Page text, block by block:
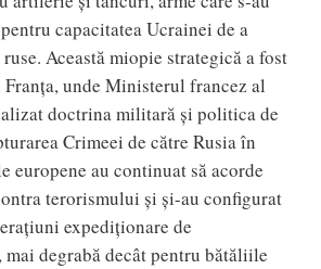
capacitatea Ucrainei de a
Această miopie strategică a fost
unde Ministerul francez al
doctrina militară și politica de
Crimeei de către Rusia în
europene au continuat să acorde
terorismului și și-au configurat
expediționare de
degrabă decât pentru bătăliile